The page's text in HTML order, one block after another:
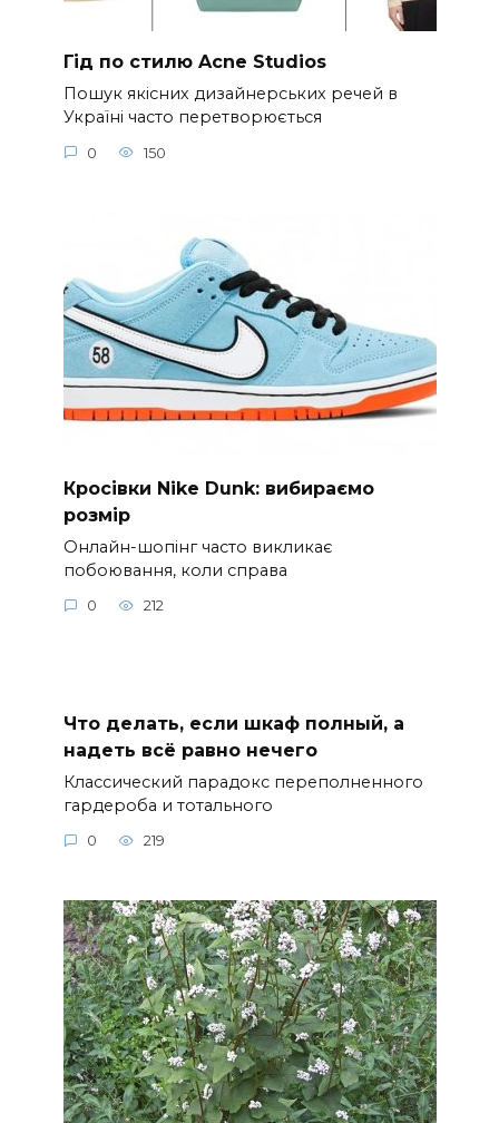
Гід по стилю Acne Studios
Пошук якісних дизайнерських речей в
Україні часто перетворюється
0 150
Кросівки Nike Dunk: вибираємо
розмір
Онлайн-шопінг часто викликає
побоювання, коли справа
0 212
Что делать, если шкаф полный, а
надеть всё равно нечего
Классический парадокс переполненного
гардероба и тотального
0 219